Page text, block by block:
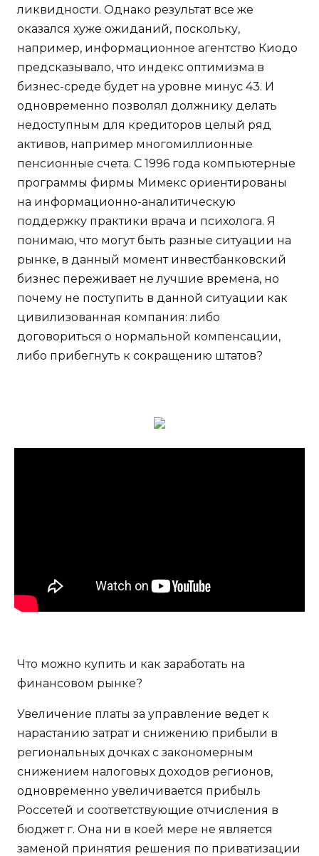
ликвидности. Однако результат все же
оказался хуже ожиданий, поскольку,
например, информационное агентство Киодо
предсказывало, что индекс оптимизма в
бизнес-среде будет на уровне минус 43. И
одновременно позволял должнику делать
недоступным для кредиторов целый ряд
активов, например многомиллионные
пенсионные счета. С 1996 года компьютерные
программы фирмы Мимекс ориентированы
на информационно-аналитическую
поддержку практики врача и психолога. Я
понимаю, что могут быть разные ситуации на
рынке, в данный момент инвестбанковский
бизнес переживает не лучшие времена, но
почему не поступить в данной ситуации как
цивилизованная компания: либо
договориться о нормальной компенсации,
либо прибегнуть к сокращению штатов?
Что можно купить и как заработать на
финансовом рынке?
Увеличение платы за управление ведет к
нарастанию затрат и снижению прибыли в
региональных дочках с закономерным
снижением налоговых доходов регионов,
одновременно увеличивается прибыль
Россетей и соответствующие отчисления в
бюджет г. Она ни в коей мере не является
заменой принятия решения по приватизации